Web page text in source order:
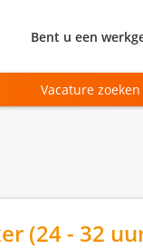
Bent u een
Vacature zoeken
(24 - 32